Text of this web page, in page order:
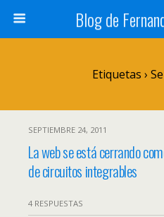
Blog de
Etiquetas ›
SEPTIEMBRE 24, 2011
La web se está cerrando
de circuitos integrables
4 RESPUESTAS